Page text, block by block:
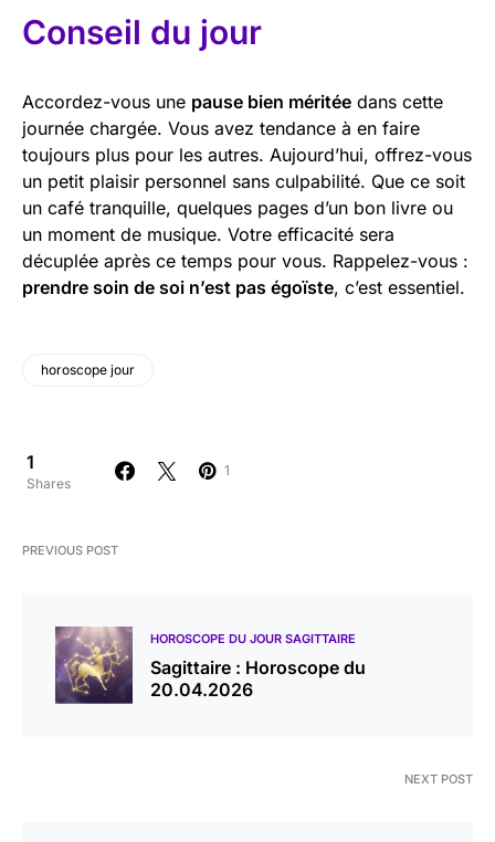
Conseil du jour
Accordez-vous une pause bien méritée dans cette
journée chargée. Vous avez tendance à en faire
toujours plus pour les autres. Aujourd’hui, offrez-vous
un petit plaisir personnel sans culpabilité. Que ce soit
un café tranquille, quelques pages d’un bon livre ou
un moment de musique. Votre efficacité sera
décuplée après ce temps pour vous. Rappelez-vous :
prendre soin de soi n’est pas égoïste, c’est essentiel.
horoscope jour
1
Shares
1
PREVIOUS POST
HOROSCOPE DU JOUR SAGITTAIRE
Sagittaire : Horoscope du
20.04.2026
NEXT POST